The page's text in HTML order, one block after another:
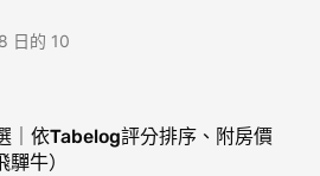
日的 10
｜依Tabelog評分排序、附房價
驒牛）